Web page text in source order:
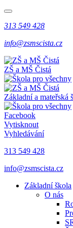
313 549 428
info@zsmscista.cz
ZŠ a MŠ Čistá
Základní a mateřská
Facebook
Vytisknout
Vyhledávání
313 549 428
info@zsmscista.cz
Základní škola
O nás